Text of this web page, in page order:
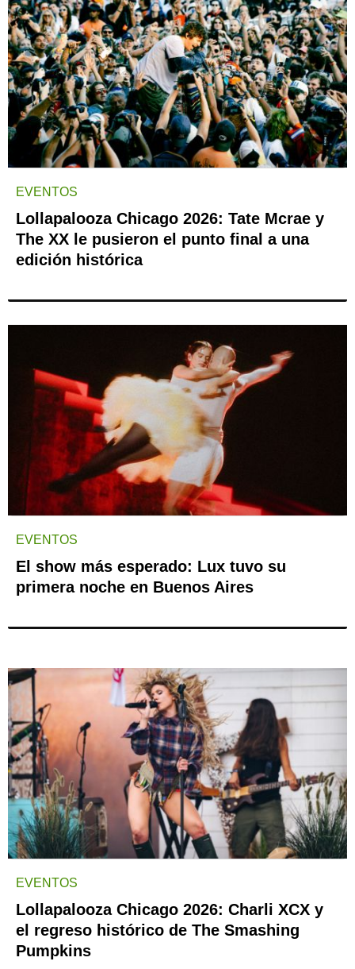
EVENTOS
Lollapalooza Chicago 2026: Tate Mcrae y
The XX le pusieron el punto final a una
edición histórica
EVENTOS
El show más esperado: Lux tuvo su
primera noche en Buenos Aires
EVENTOS
Lollapalooza Chicago 2026: Charli XCX y
el regreso histórico de The Smashing
Pumpkins